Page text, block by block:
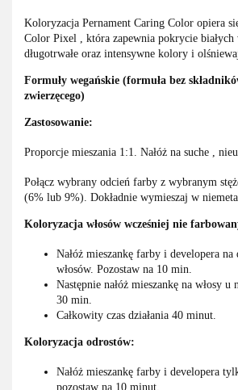
Koloryzacja Pernament Caring Color opiera
Color Pixel , która zapewnia pokrycie białych
długotrwałe oraz intensywne kolory i
Formuły wegańskie (formuła bez
zwierzęcego)
Zastosowanie:
Proporcje mieszania 1:1. Nałóż na suche ,
Połącz wybrany odcień farby z wybranym
(6% lub 9%). Dokładnie wymieszaj w
Koloryzacja włosów wcześniej nie
Nałóż mieszankę farby i developera na
włosów. Pozostaw na 10 min.
Następnie nałóż mieszankę na włosy u
30 min.
Całkowity czas działania 40 minut.
Koloryzacja odrostów:
Nałóż mieszankę farby i developera
pozostaw na 10 minut.